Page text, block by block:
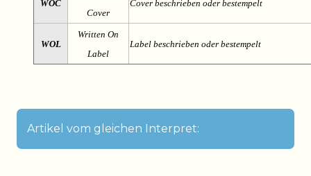
WOC
Cover
Cover beschrieben oder bestempelt
WOL
Written On
Label
Label beschrieben oder bestempelt
Artikel vom gleichen Interpret: